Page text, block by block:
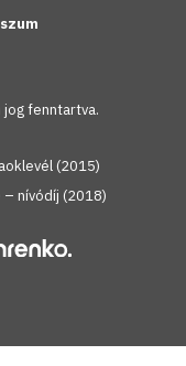
fenntartva.
(2015)
nívódíj (2018)